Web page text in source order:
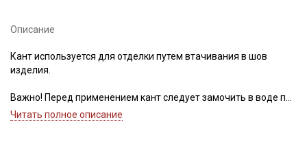
Описание
Кант используется для отделки путем втачивания в шов
изделия.
Важно! Перед применением кант следует замочить в воде при
30С – 40С для исключения дальнейшей усадки.
Читать полное описание
Подписаться
данныхи даюСогласие на обработку персональных